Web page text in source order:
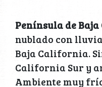
Península de
nublado con
Baja California.
California Sur y
Ambiente muy